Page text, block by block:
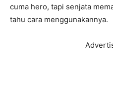
cuma hero, tapi senjata
tahu cara menggunakannya.